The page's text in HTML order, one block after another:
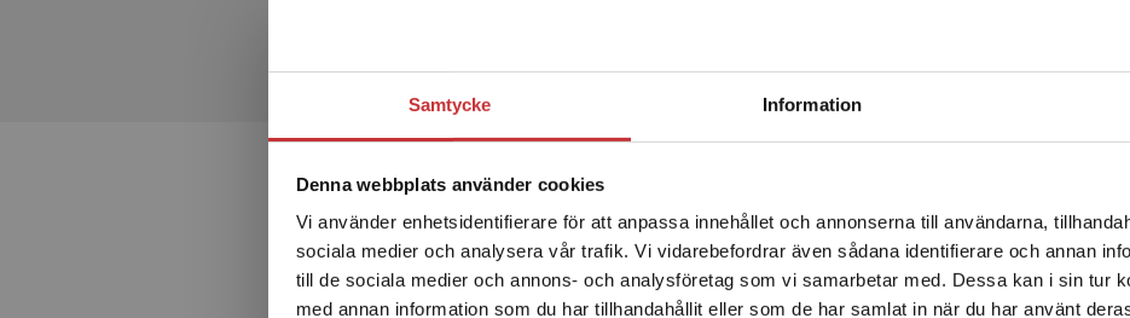
Samtycke Information
Denna webbplats använder cookies
Vi använder enhetsidentifierare för att anpassa innehållet och annonserna till användarna,
sociala medier och analysera vår trafik. Vi vidarebefordrar även sådana identifierare och annan
till de sociala medier och annons- och analysföretag som vi samarbetar med. Dessa kan i sin tur
med annan information som du har tillhandahållit eller som de har samlat in när du har använt
Begränsad fraktregion
Det verkar som att du besöker studentlitteratur.se via en
enhet utanför Sverige. Vi erbjuder inte leveranser utanför
Sverige. För att kunna slutföra ett köp måste
leveransadressen vara i Sverige.Läs mer